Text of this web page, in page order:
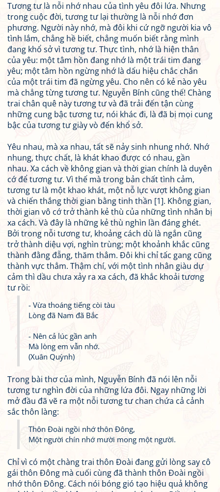
Tương tư là nỗi nhớ nhau của tình yêu đôi lứa. Nhưng
trong cuộc đời, tương tư lại thường là nỗi nhớ đơn
phương. Người này nhớ, mà đôi khi cứ ngỡ người kia vô
tình lắm, chẳng hề biết, chẳng muốn biết rằng mình
đang khổ sở vì tương tư. Thực tình, nhớ là hiện thân
của yêu: một tâm hồn đang nhớ là một trái tim đang
yêu; một tâm hồn ngừng nhớ là dấu hiệu chắc chắn
của một trái tim đã ngừng yêu. Cho nên có kẻ nào yêu
mà chẳng từng tương tư. Nguyễn Bính cũng thế! Chàng
trai chân quê này tương tư và đã trải đến tận cùng
những cung bậc tương tư, nói khác đi, là đã bị mọi cung
bậc của tương tư giày vò đến khổ sở.
Yêu nhau, mà xa nhau, tất sẽ nảy sinh nhung nhớ. Nhớ
nhung, thực chất, là khát khao được có nhau, gần
nhau. Xa cách về không gian và thời gian chính là duyên
cớ để tương tư. Vì thế mà trong bản chất tình cảm,
tương tư là một khao khát, một nỗ lực vượt không gian
và chiến thắng thời gian bằng tinh thần [1]. Không gian,
thời gian vô cớ trở thành kẻ thù của những tình nhân bị
xa cách. Và đây là những kẻ thù nghìn lần đáng ghét.
Bởi trong nỗi tương tư, khoảng cách dù là ngắn cũng
trở thành diệu vợi, nghìn trùng; một khoảnh khắc cũng
thành đằng đẵng, thăm thẳm. Đôi khi chỉ tấc gang cũng
thành vực thẳm. Thậm chí, với một tình nhân giàu dự
cảm thì dầu chưa xảy ra xa cách, đã khắc khoải tương
tư rồi:
- Vừa thoáng tiếng còi tàu
Lòng đã Nam đã Bắc
- Nên cả lúc gần anh
Mà lòng em vẫn nhớ.
(Xuân Quỳnh)
Trong bài thơ của mình, Nguyễn Bính đã nói lên nỗi
tương tư nghìn đời của những lứa đôi. Ngay những lời
mở đầu đã vẽ ra một nỗi tương tư chan chứa cả cảnh
sắc thôn làng:
Thôn Đoài ngồi nhớ thôn Đông,
Một người chín nhớ mười mong một người.
Chỉ vì có một chàng trai thôn Đoài đang gửi lòng say cô
gái thôn Đông mà cuối cùng đã thành thôn Đoài ngồi
nhớ thôn Đông. Cách nói bóng gió tạo hiệu quả không